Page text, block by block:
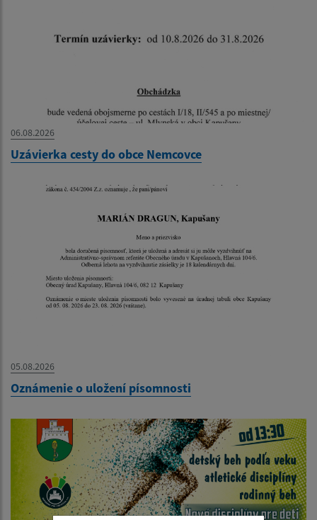
06.08.2026
Uzávierka cesty do obce Nemcovce
05.08.2026
Oznámenie o uložení písomnosti